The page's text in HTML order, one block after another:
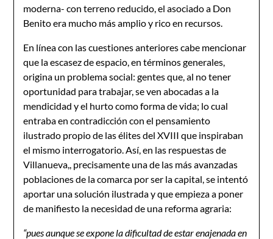
moderna- con terreno reducido, el asociado a Don
Benito era mucho más amplio y rico en recursos.
En línea con las cuestiones anteriores cabe mencionar
que la escasez de espacio, en términos generales,
origina un problema social: gentes que, al no tener
oportunidad para trabajar, se ven abocadas a la
mendicidad y el hurto como forma de vida; lo cual
entraba en contradicción con el pensamiento
ilustrado propio de las élites del XVIII que inspiraban
el mismo interrogatorio. Así, en las respuestas de
Villanueva,, precisamente una de las más avanzadas
poblaciones de la comarca por ser la capital, se intentó
aportar una solución ilustrada y que empieza a poner
de manifiesto la necesidad de una reforma agraria:
“pues aunque se expone la dificultad de estar enajenada en